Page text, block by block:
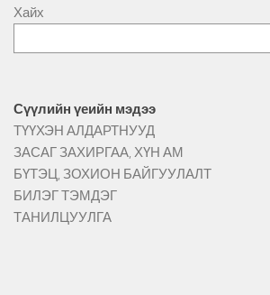
Хайх
Сүүлийн үеийн мэдээ
ТҮҮХЭН АЛДАРТНУУД
ЗАСАГ ЗАХИРГАА, ХҮН АМ
БҮТЭЦ, ЗОХИОН БАЙГУУЛАЛТ
БИЛЭГ ТЭМДЭГ
ТАНИЛЦУУЛГА